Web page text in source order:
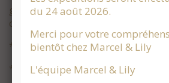
garantissant l'absence de
corps et pour l'environnement.
* Impression blanc velours
* Dimensions déplié : 64 X 38 X 17
du 24 août 2026.
Merci pour votre
bientôt chez Marcel & Lily
L'équipe Marcel & Lily